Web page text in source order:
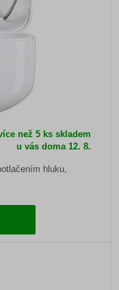
než 5 ks skladem
u vás doma12. 8.
hluku,